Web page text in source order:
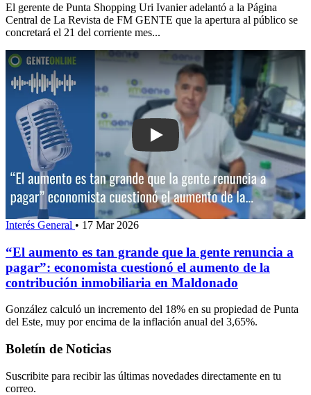
El gerente de Punta Shopping Uri Ivanier adelantó a la Página
Central de La Revista de FM GENTE que la apertura al público se
concretará el 21 del corriente mes...
Play: “El aumento es tan grande que
Interés General • 17 Mar 2026
“El aumento es tan grande que la gente renuncia a
pagar”: economista cuestionó el aumento de la
contribución inmobiliaria en Maldonado
González calculó un incremento del 18% en su propiedad de Punta
del Este, muy por encima de la inflación anual del 3,65%.
Boletín de Noticias
Suscribite para recibir las últimas novedades directamente en tu
correo.